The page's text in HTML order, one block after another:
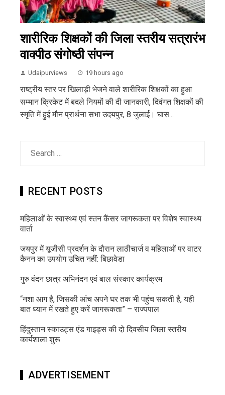
शारीरिक शिक्षकों की जिला स्तरीय सत्रारंभ
वाक्पीठ संगोष्ठी संपन्न
Udaipurviews 19 hours ago
राष्ट्रीय स्तर पर खिलाड़ी भेजने वाले शारीरिक शिक्षकों का हुआ
सम्मान क्रिकेट में बदले नियमों की दी जानकारी, दिवंगत शिक्षकों की
स्मृति में हुई मौन प्रार्थना सभा उदयपुर, 8 जुलाई। घास...
RECENT POSTS
महिलाओं के स्वास्थ्य एवं स्तन कैंसर जागरूकता पर विशेष स्वास्थ्य
वार्ता
जयपुर में यूजीसी प्रदर्शन के दौरान लाठीचार्ज व महिलाओं पर वाटर
कैनन का उपयोग उचित नहीं: बिछावेडा
गुरु वंदन छात्र अभिनंदन एवं बाल संस्कार कार्यक्रम
“नशा आग है, जिसकी आंच अपने घर तक भी पहुंच सकती है, यही
बात ध्यान में रखते हुए करें जागरूकता” – राज्यपाल
हिंदुस्तान स्काउट्स एंड गाइड्स की दो दिवसीय जिला स्तरीय
कार्यशाला शुरू
ADVERTISEMENT